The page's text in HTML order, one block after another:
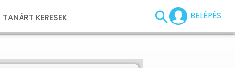
BELÉPÉS
TANÁRT KERESEK